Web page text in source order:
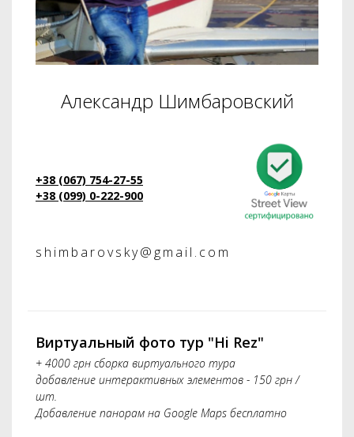
Александр Шимбаровский
+38 (067) 754-27-55
+38 (099) 0-222-900
shimbarovsky@gmail.com
Виртуальный фото тур "Hi Rez"
+ 4000 грн сборка виртуального тура
добавление интерактивных элементов - 150 грн /
шт.
Добавление панорам на Google Maps бесплатно